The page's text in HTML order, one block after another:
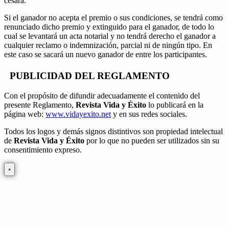
Si el ganador no acepta el premio o sus condiciones, se tendrá como
renunciado dicho premio y extinguido para el ganador, de todo lo
cual se levantará un acta notarial y no tendrá derecho el ganador a
cualquier reclamo o indemnización, parcial ni de ningún tipo. En
este caso se sacará un nuevo ganador de entre los participantes.
PUBLICIDAD DEL REGLAMENTO
Con el propósito de difundir adecuadamente el contenido del
presente Reglamento, Revista Vida y Éxito lo publicará en la
página web: www.vidayexito.net y en sus redes sociales.
Todos los logos y demás signos distintivos son propiedad intelectual
de Revista Vida y Éxito por lo que no pueden ser utilizados sin su
consentimiento expreso.
×